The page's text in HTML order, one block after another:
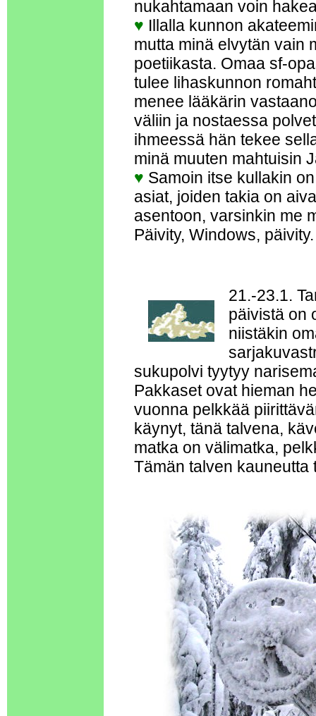
nukahtamaan voin
♥ Illalla kunnon
mutta minä elvytän vain
poetiikasta. Omaa sf-
tulee lihaskunnon
menee lääkärin
väliin ja nostaessa
ihmeessä hän tekee
minä muuten mahtuisin
♥ Samoin itse kullakin
asiat, joiden takia on
asentoon, varsinkin me
Päivity, Windows, päivity.
21.-23.1.
päivistä on
niistäkin
sukupolvi tyytyy
Pakkaset ovat hieman
vuonna pelkkää
käynyt, tänä talvena,
matka on välimatka,
Tämän talven